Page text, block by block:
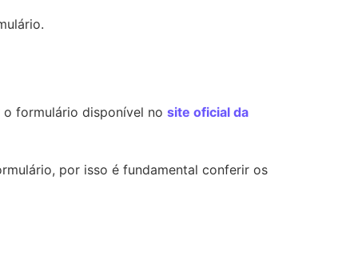
o formulário disponível no site oficial da
por isso é fundamental conferir os